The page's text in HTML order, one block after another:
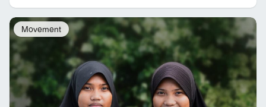
Movement